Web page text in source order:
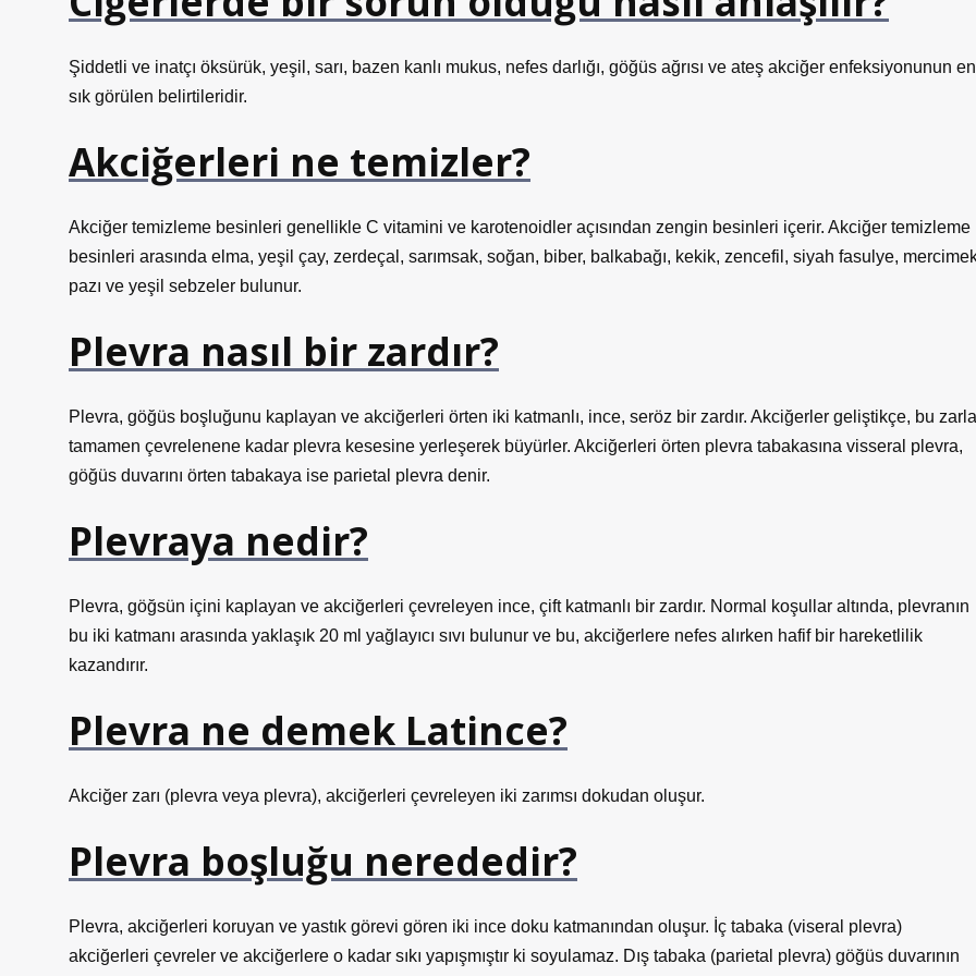
Şiddetli ve inatçı öksürük, yeşil, sarı, bazen kanlı mukus, nefes darlığı, göğüs ağrısı ve ateş akciğer enfeksiyonunun en
sık görülen belirtileridir.
Akciğerleri ne temizler?
Akciğer temizleme besinleri genellikle C vitamini ve karotenoidler açısından zengin besinleri içerir. Akciğer temizleme
besinleri arasında elma, yeşil çay, zerdeçal, sarımsak, soğan, biber, balkabağı, kekik, zencefil, siyah fasulye,
pazı ve yeşil sebzeler bulunur.
Plevra nasıl bir zardır?
Plevra, göğüs boşluğunu kaplayan ve akciğerleri örten iki katmanlı, ince, seröz bir zardır. Akciğerler geliştikçe, bu zarla
tamamen çevrelenene kadar plevra kesesine yerleşerek büyürler. Akciğerleri örten plevra tabakasına visseral plevra,
göğüs duvarını örten tabakaya ise parietal plevra denir.
Plevraya nedir?
Plevra, göğsün içini kaplayan ve akciğerleri çevreleyen ince, çift katmanlı bir zardır. Normal koşullar altında, plevranın
bu iki katmanı arasında yaklaşık 20 ml yağlayıcı sıvı bulunur ve bu, akciğerlere nefes alırken hafif bir hareketlilik
kazandırır.
Plevra ne demek Latince?
Akciğer zarı (plevra veya plevra), akciğerleri çevreleyen iki zarımsı dokudan oluşur.
Plevra boşluğu nerededir?
Plevra, akciğerleri koruyan ve yastık görevi gören iki ince doku katmanından oluşur. İç tabaka (viseral plevra)
akciğerleri çevreler ve akciğerlere o kadar sıkı yapışmıştır ki soyulamaz. Dış tabaka (parietal plevra) göğüs duvarının